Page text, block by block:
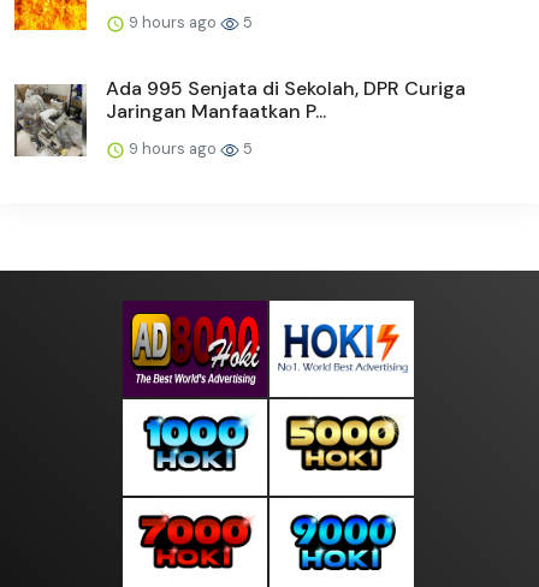
9 hours ago 5
Ada 995 Senjata di Sekolah, DPR Curiga
Jaringan Manfaatkan P...
9 hours ago 5